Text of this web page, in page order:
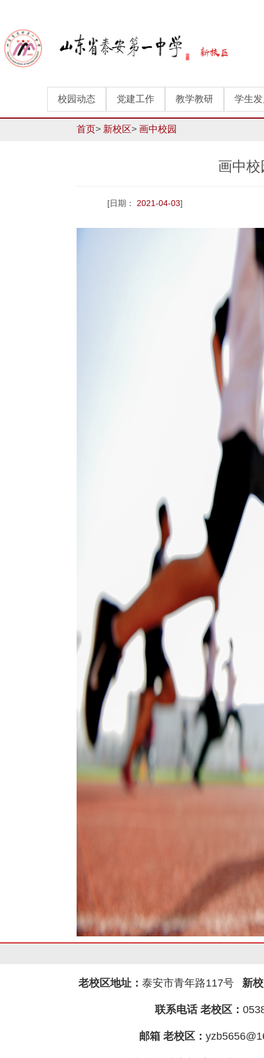
学生
教学教研
党建工作
校园动态
首页> 新校区> 画中校园
画中
[日期： 2021-04-03]
老校区地址： 泰安市青年路117号 新
联系电话 老校区：
邮箱 老校区：